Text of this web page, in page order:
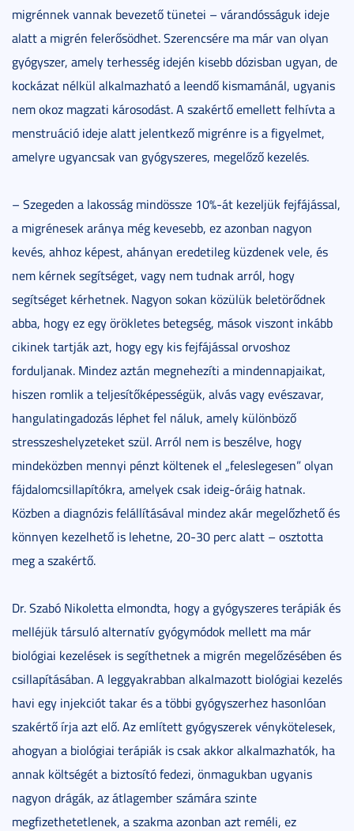
migrénnek vannak bevezető tünetei – várandósságuk ideje
alatt a migrén felerősödhet. Szerencsére ma már van olyan
gyógyszer, amely terhesség idején kisebb dózisban ugyan, de
kockázat nélkül alkalmazható a leendő kismamánál, ugyanis
nem okoz magzati károsodást. A szakértő emellett felhívta a
menstruáció ideje alatt jelentkező migrénre is a figyelmet,
amelyre ugyancsak van gyógyszeres, megelőző kezelés.
– Szegeden a lakosság mindössze 10%-át kezeljük fejfájással,
a migrénesek aránya még kevesebb, ez azonban nagyon
kevés, ahhoz képest, ahányan eredetileg küzdenek vele, és
nem kérnek segítséget, vagy nem tudnak arról, hogy
segítséget kérhetnek. Nagyon sokan közülük beletörődnek
abba, hogy ez egy örökletes betegség, mások viszont inkább
cikinek tartják azt, hogy egy kis fejfájással orvoshoz
forduljanak. Mindez aztán megnehezíti a mindennapjaikat,
hiszen romlik a teljesítőképességük, alvás vagy evészavar,
hangulatingadozás léphet fel náluk, amely különböző
stresszeshelyzeteket szül. Arról nem is beszélve, hogy
mindeközben mennyi pénzt költenek el „feleslegesen” olyan
fájdalomcsillapítókra, amelyek csak ideig-óráig hatnak.
Közben a diagnózis felállításával mindez akár megelőzhető és
könnyen kezelhető is lehetne, 20-30 perc alatt – osztotta
meg a szakértő.
Dr. Szabó Nikoletta elmondta, hogy a gyógyszeres terápiák és
melléjük társuló alternatív gyógymódok mellett ma már
biológiai kezelések is segíthetnek a migrén megelőzésében és
csillapításában. A leggyakrabban alkalmazott biológiai kezelés
havi egy injekciót takar és a többi gyógyszerhez hasonlóan
szakértő írja azt elő. Az említett gyógyszerek vénykötelesek,
ahogyan a biológiai terápiák is csak akkor alkalmazhatók, ha
annak költségét a biztosító fedezi, önmagukban ugyanis
nagyon drágák, az átlagember számára szinte
megfizethetetlenek, a szakma azonban azt reméli, ez